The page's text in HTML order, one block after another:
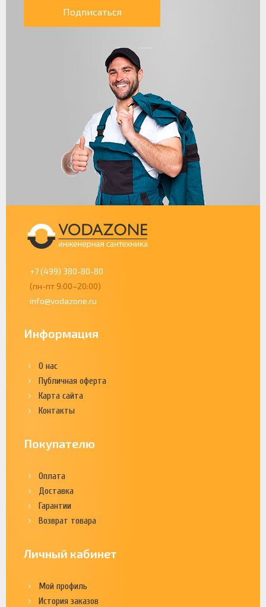
Подписаться
+7 (499) 380-80-80
(пн-пт 9:00–20:00)
info@vodazone.ru
Информация
О нас
Публичная оферта
Карта сайта
Контакты
Покупателю
Оплата
Доставка
Гарантии
Возврат товара
Личный кабинет
Мой профиль
История заказов